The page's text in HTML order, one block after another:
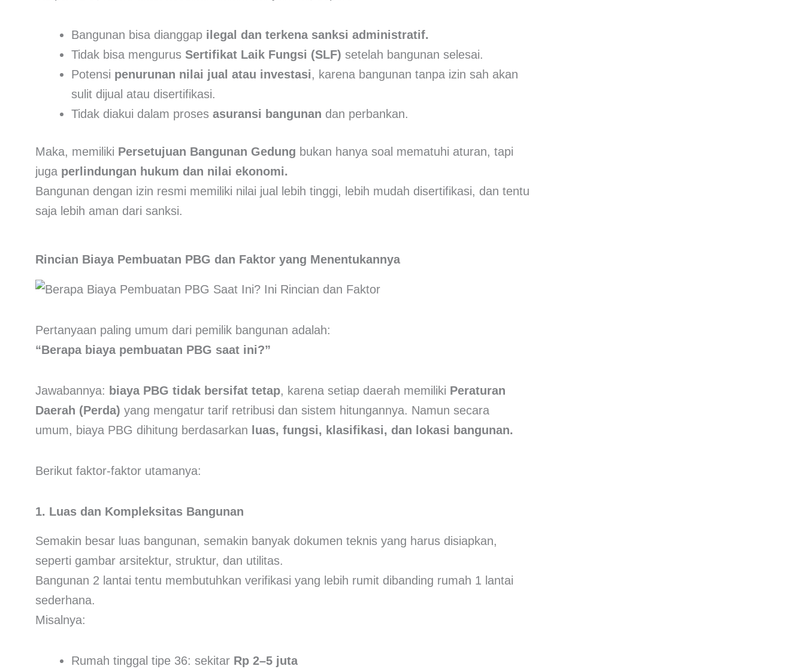
Bangunan bisa dianggap ilegal dan terkena sanksi administratif.
Tidak bisa mengurus Sertifikat Laik Fungsi (SLF) setelah bangunan selesai.
Potensi penurunan nilai jual atau investasi, karena bangunan tanpa izin sah akan
sulit dijual atau disertifikasi.
Tidak diakui dalam proses asuransi bangunan dan perbankan.
Maka, memiliki Persetujuan Bangunan Gedung bukan hanya soal mematuhi aturan, tapi
juga perlindungan hukum dan nilai ekonomi.
Bangunan dengan izin resmi memiliki nilai jual lebih tinggi, lebih mudah disertifikasi, dan tentu
saja lebih aman dari sanksi.
Rincian Biaya Pembuatan PBG dan Faktor yang Menentukannya
Pertanyaan paling umum dari pemilik bangunan adalah:
“Berapa biaya pembuatan PBG saat ini?”
Jawabannya: biaya PBG tidak bersifat tetap, karena setiap daerah memiliki Peraturan
Daerah (Perda) yang mengatur tarif retribusi dan sistem hitungannya. Namun secara
umum, biaya PBG dihitung berdasarkan
luas, fungsi, klasifikasi, dan lokasi bangunan.
Berikut faktor-faktor utamanya:
1. Luas dan Kompleksitas Bangunan
Semakin besar luas bangunan, semakin banyak dokumen teknis yang harus disiapkan,
seperti gambar arsitektur, struktur, dan utilitas.
Bangunan 2 lantai tentu membutuhkan verifikasi yang lebih rumit dibanding rumah 1 lantai
sederhana.
Misalnya:
Rumah tinggal tipe 36: sekitar Rp 2–5 juta